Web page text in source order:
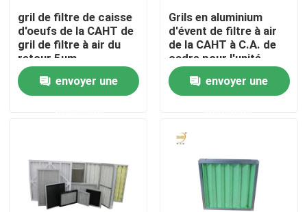
Filtre profond du pli HEPA
Pré filtre à air
Filtre à air de cabine de peinture
Filtre à air de sac
gril de filtre de caisse
d'oeufs de la CAHT de
gril de filtre à air du
retour 5um
envoyer une
Grils en aluminium
d'évent de filtre à air
de la CAHT à C.A. de
cadre pour l'unité
d'AHU
envoyer une